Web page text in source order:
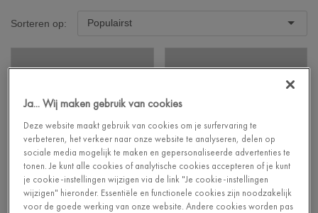
Sorteren op: Populairst
Ja... Wij maken gebruik van cookies
Deze website maakt gebruik van cookies om je surfervaring te
verbeteren, het verkeer naar onze website te analyseren, delen op
sociale media mogelijk te maken en gepersonaliseerde advertenties te
tonen. Je kunt alle cookies of analytische cookies accepteren of je kunt
je cookie-instellingen wijzigen via de link "Je cookie-instellingen
wijzigen" hieronder. Essentiële en functionele cookies zijn noodzakelijk
voor de goede werking van onze website. Andere cookies worden pas